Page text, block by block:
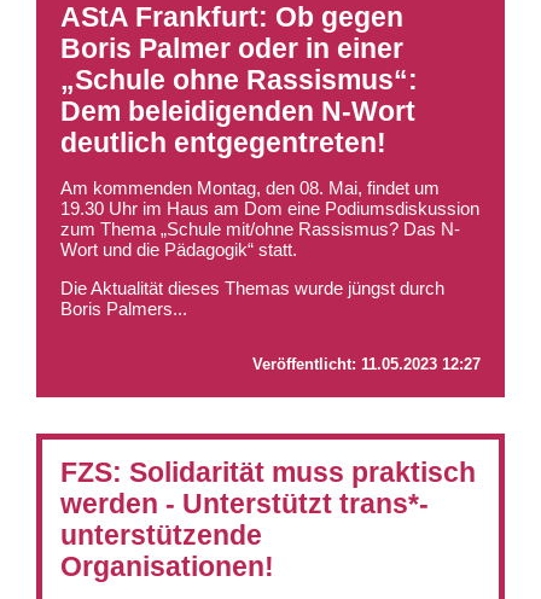
AStA Frankfurt: Ob gegen
Boris Palmer oder in einer
„Schule ohne Rassismus“:
Dem beleidigenden N-Wort
deutlich entgegentreten!
Am kommenden Montag, den 08. Mai, findet um
19.30 Uhr im Haus am Dom eine Podiumsdiskussion
zum Thema „Schule mit/ohne Rassismus? Das N-
Wort und die Pädagogik“ statt.
Die Aktualität dieses Themas wurde jüngst durch
Boris Palmers...
Veröffentlicht: 11.05.2023 12:27
FZS: Solidarität muss praktisch
werden - Unterstützt trans*-
unterstützende
Organisationen!